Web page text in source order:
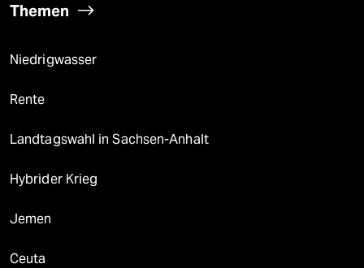
Themen
Niedrigwasser
Rente
Landtagswahl in Sachsen-Anhalt
Hybrider Krieg
Jemen
Ceuta